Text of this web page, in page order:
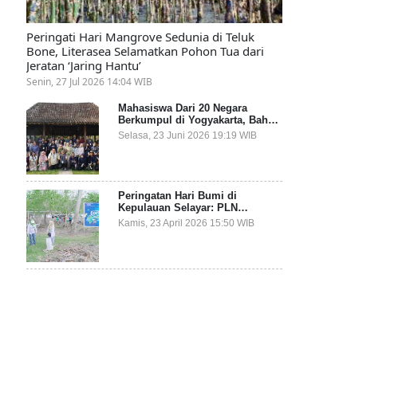
Peringati Hari Mangrove Sedunia di Teluk
Bone, Literasea Selamatkan Pohon Tua dari
Jeratan ‘Jaring Hantu’
Senin, 27 Jul 2026 14:04 WIB
Mahasiswa Dari 20 Negara
Berkumpul di Yogyakarta, Bahas
Mitigasi Ancaman Kesehatan
Global
Selasa, 23 Juni 2026 19:19 WIB
Peringatan Hari Bumi di
Kepulauan Selayar: PLN
Indonesia Power Gandeng
Pemda dan Komunitas, Giatkan
Kamis, 23 April 2026 15:50 WIB